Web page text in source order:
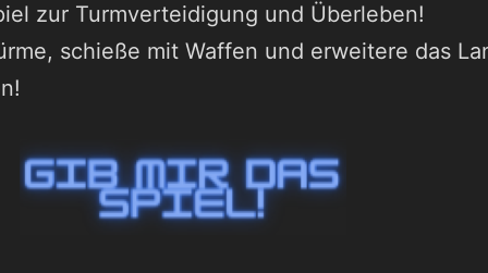
zur Turmverteidigung und Überleben!
schieße mit Waffen und erweitere das